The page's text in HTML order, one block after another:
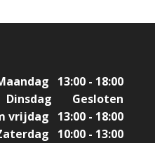
13:00 - 18:00
Dinsdag
Gesloten
vrijdag
13:00 - 18:00
10:00 - 13:00